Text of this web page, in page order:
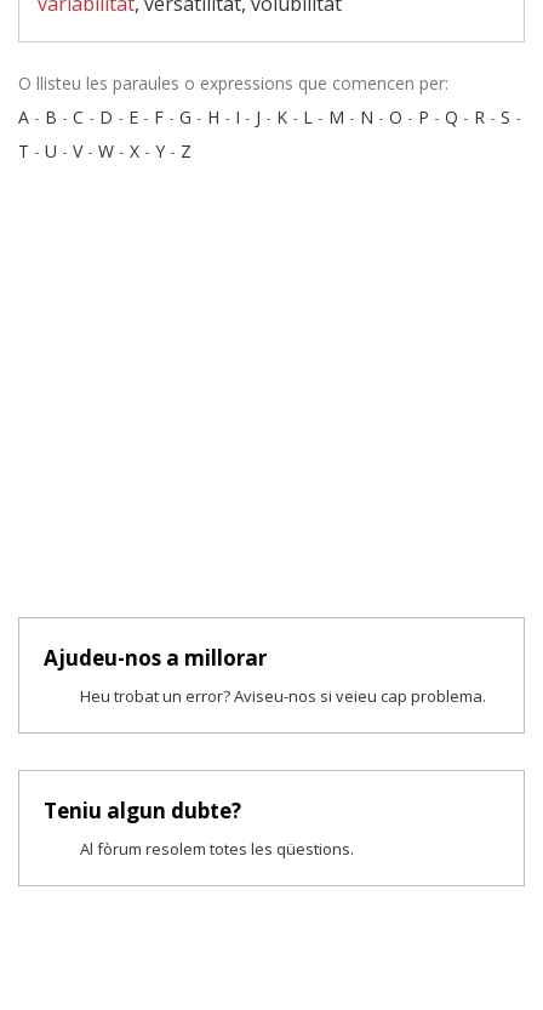
O llisteu les paraules o expressions que comencen per:
A - B - C - D - E - F - G - H - I - J - K - L - M - N - O - P - Q - R - S -
T - U - V- W - X - Y - Z
Ajudeu-nos a millorar
Heu trobat un error? Aviseu-nos si veieu cap problema.
Teniu algun dubte?
Al fòrum resolem totes les qüestions.